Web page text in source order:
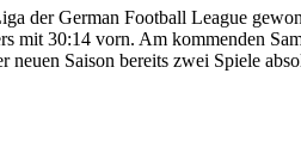
der German Football League
mit 30:14 vorn. Am kommenden
Saison bereits zwei Spiele